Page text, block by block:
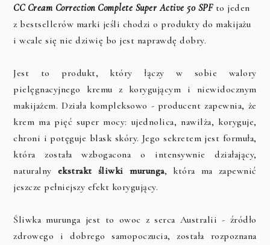
CC Cream Correction Complete Super Active 50 SPFto jeden
z bestsellerów marki jeśli chodzi o produkty do makijażu
i wcale się nie dziwię bo jest naprawdę dobry.
Jest to produkt, który łączy w sobie walory
pielęgnacyjnego kremu z korygującym i niewidocznym
makijażem. Działa kompleksowo - producent zapewnia, że
krem ma pięć super mocy: ujednolica, nawilża, koryguje,
chroni i potęguje blask skóry. Jego sekretem jest formuła,
która została wzbogacona o intensywnie działający,
naturalny ekstrakt śliwki murunga, która ma zapewnić
jeszcze pełniejszy efekt korygujący.
Śliwka murunga jest to owoc z serca Australii - źródło
zdrowego i dobrego samopoczucia, została rozpoznana